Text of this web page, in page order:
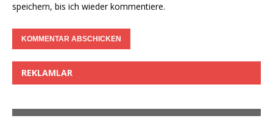
speichern, bis ich wieder kommentiere.
REKLAMLAR